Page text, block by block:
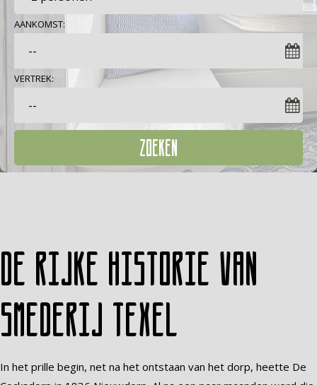
AANKOMST:
VERTREK:
ZOEKEN
De rijke historie van
Smederij Texel
In het prille begin, net na het ontstaan van het dorp, heette De